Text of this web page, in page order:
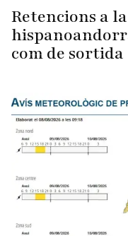
Retencions a
com de sortida